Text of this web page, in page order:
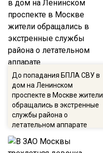
До попадания БПЛА СВУ в
дом на Ленинском
проспекте в Москве жители
обращались в экстренные
службы района о
летательном аппарате